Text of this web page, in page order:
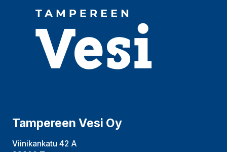
Tampereen Vesi Oy
Viinikankatu 42 A